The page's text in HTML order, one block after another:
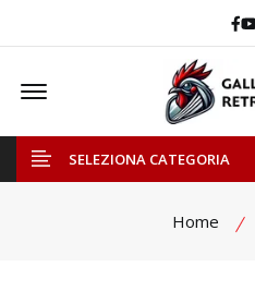
Offcanvas Menu Open
SELEZIONA CATEGORIA
Home